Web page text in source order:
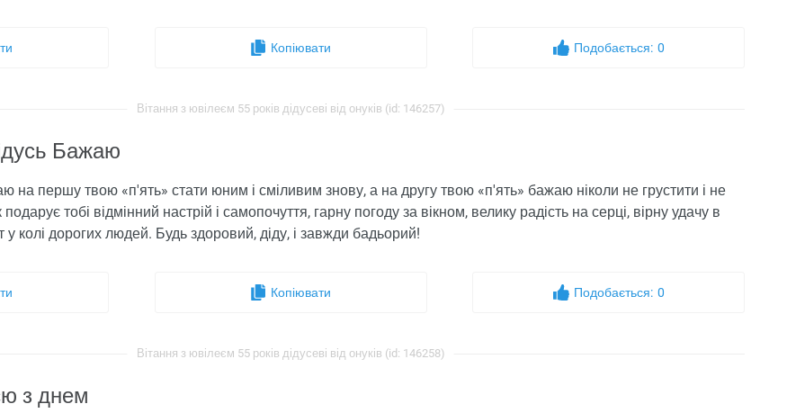
Копіювати Подобається: 0
Вітання з ювілеєм 55 років дідусеві від онуків (id: 146257)
Бажаю
на першу твою «п'ять» стати юним і сміливим знову, а на другу твою «п'ять» бажаю ніколи не грустити і не
тобі відмінний настрій і самопочуття, гарну погоду за вікном, велику радість на серці, вірну удачу в
у колі дорогих людей. Будь здоровий, діду, і завжди бадьорий!
Копіювати Подобається: 0
Вітання з ювілеєм 55 років дідусеві від онуків (id: 146258)
з днем